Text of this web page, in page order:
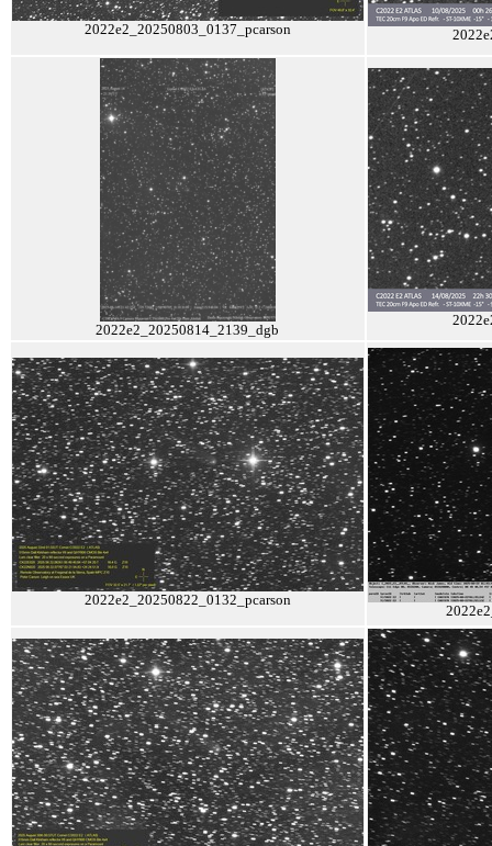
2022e2_20250803_0137_pcarson
2022e2_20250814_2139_dgb
2022e2_20250822_0132_pcarson